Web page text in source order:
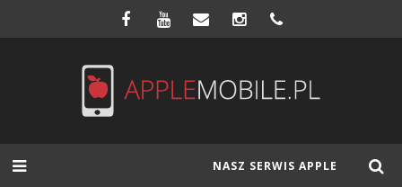
NASZ SERWIS APPLE